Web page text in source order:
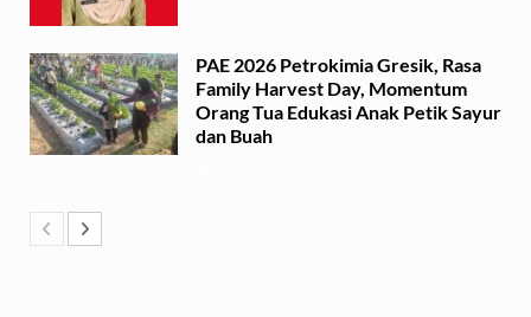
PAE 2026 Petrokimia Gresik, Rasa
Family Harvest Day, Momentum
Orang Tua Edukasi Anak Petik Sayur
dan Buah